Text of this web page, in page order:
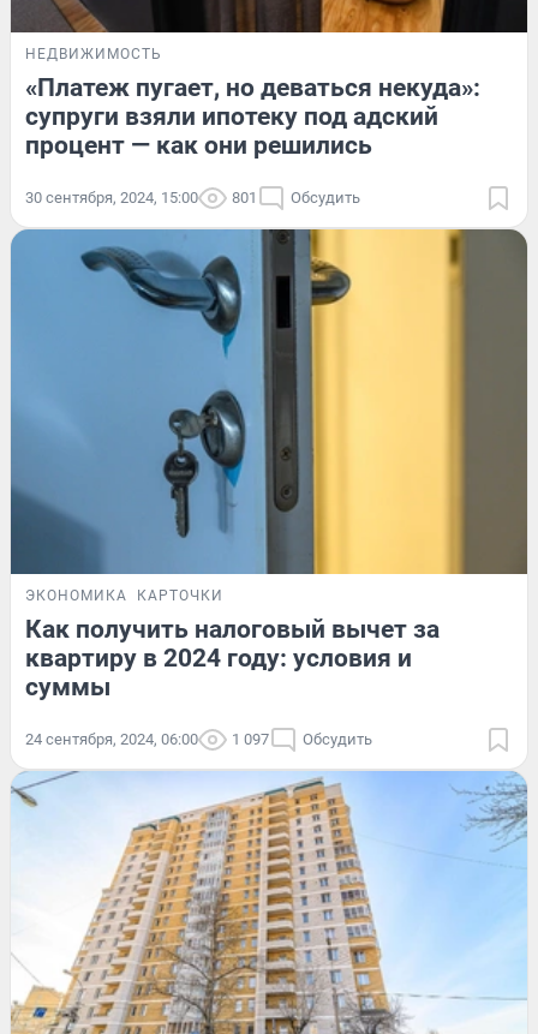
НЕДВИЖИМОСТЬ
«Платеж пугает, но деваться некуда»:
супруги взяли ипотеку под адский
процент — как они решились
30 сентября, 2024, 15:00 801 Обсудить
ЭКОНОМИКА КАРТОЧКИ
Как получить налоговый вычет за
квартиру в 2024 году: условия и
суммы
24 сентября, 2024, 06:00 1 097 Обсудить